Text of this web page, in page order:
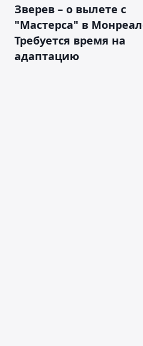
Зверев – о вылете с
"Мастерса" в
Требуется время на
адаптацию